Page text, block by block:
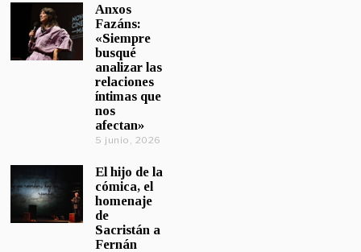
Anxos
Fazáns:
«Siempre
busqué
analizar las
relaciones
íntimas que
nos
afectan»
5 junio, 2026
El hijo de la
cómica, el
homenaje
de
Sacristán a
Fernán